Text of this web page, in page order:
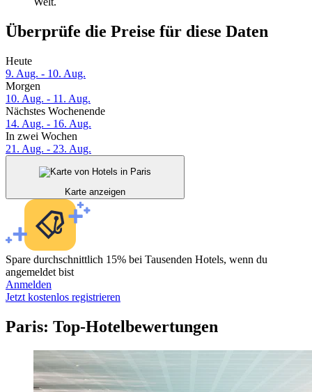
Überprüfe die Preise für diese Daten
Heute
9. Aug. - 10. Aug.
Morgen
10. Aug. - 11. Aug.
Nächstes Wochenende
14. Aug. - 16. Aug.
In zwei Wochen
21. Aug. - 23. Aug.
Karte anzeigen
Spare durchschnittlich 15% bei Tausenden Hotels, wenn du
angemeldet bist
Anmelden
Jetzt kostenlos registrieren
Paris: Top-Hotelbewertungen